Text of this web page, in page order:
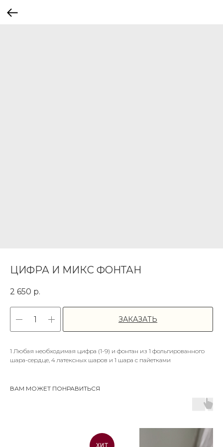
ЦИФРА И МИКС ФОНТАН
2 650 р.
ЗАКАЗАТЬ
1 Любая необходимая цифра (1-9) и фонтан из 1 фольгированного
шара-сердце, 4 латексных шаров и 1 шара с пайетками
ВАМ МОЖЕТ ПОНРАВИТЬСЯ